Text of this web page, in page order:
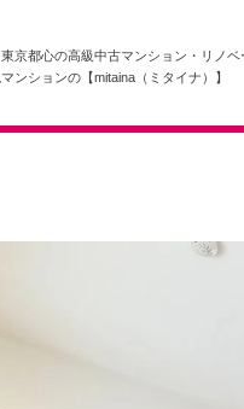
東京都心の高級中古マンション・リノベ
マンションの【mitaina（ミタイナ）】